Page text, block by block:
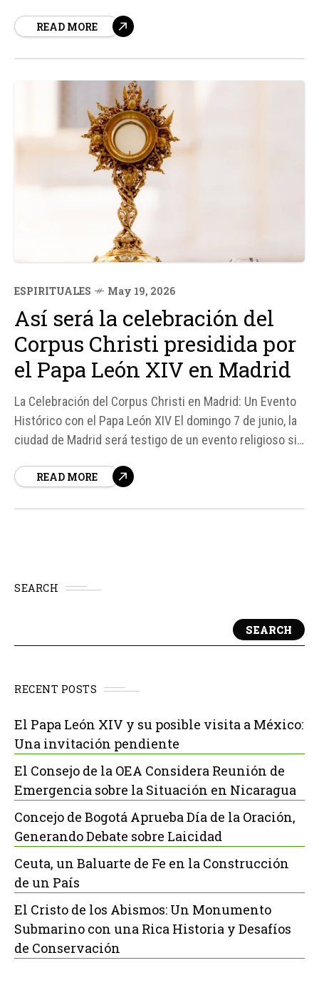
los Apóstoles, cincuenta días después de la
READ MORE
ESPIRITUALES May 19, 2026
Así será la celebración del
Corpus Christi presidida por
el Papa León XIV en Madrid
La Celebración del Corpus Christi en Madrid: Un Evento
Histórico con el Papa León XIV El domingo 7 de junio, la
ciudad de Madrid será testigo de un evento religioso sin
por el Papa León XIV. La Archidiócesis de Madrid ha
READ MORE
SEARCH
SEARCH
RECENT POSTS
El Papa León XIV y su posible visita a México:
Una invitación pendiente
El Consejo de la OEA Considera Reunión de
Emergencia sobre la Situación en Nicaragua
Concejo de Bogotá Aprueba Día de la Oración,
Generando Debate sobre Laicidad
Ceuta, un Baluarte de Fe en la Construcción
de un País
El Cristo de los Abismos: Un Monumento
Submarino con una Rica Historia y Desafíos
de Conservación